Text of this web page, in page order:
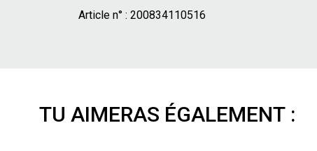
Article n° : 200834110516
TU AIMERAS ÉGALEMENT :